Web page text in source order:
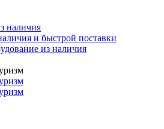
и быстрой поставки